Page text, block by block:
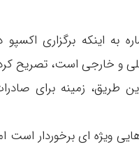
مازندران با اشاره به اینکه برگزاری
و خارجی است، تصریح
طریق، زمینه برای
ویژه ای برخوردار است